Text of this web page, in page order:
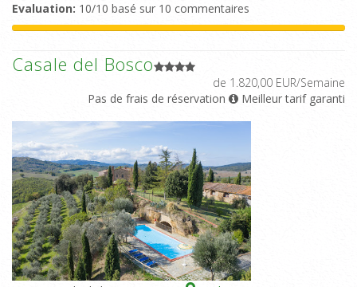
Evaluation: 10/10 basé sur 10 commentaires
Casale del Bosco
de 1.820,00 EUR/Semaine
Pas de frais de réservation
Meilleur tarif garanti